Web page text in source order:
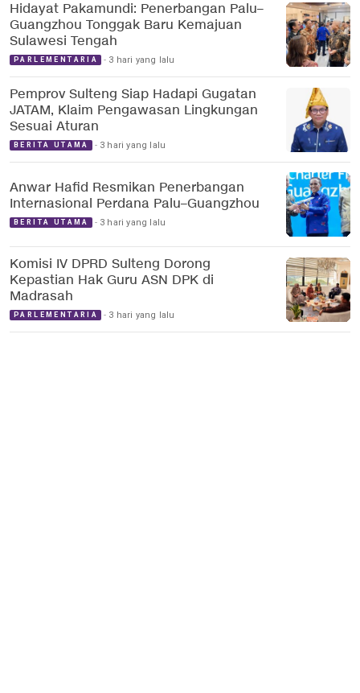
Hidayat Pakamundi: Penerbangan Palu–
Guangzhou Tonggak Baru Kemajuan
Sulawesi Tengah
PARLEMENTARIA 3 hari yang lalu
Pemprov Sulteng Siap Hadapi Gugatan
JATAM, Klaim Pengawasan Lingkungan
Sesuai Aturan
BERITA UTAMA 3 hari yang lalu
Anwar Hafid Resmikan Penerbangan
Internasional Perdana Palu–Guangzhou
BERITA UTAMA 3 hari yang lalu
Komisi IV DPRD Sulteng Dorong
Kepastian Hak Guru ASN DPK di
Madrasah
PARLEMENTARIA 3 hari yang lalu